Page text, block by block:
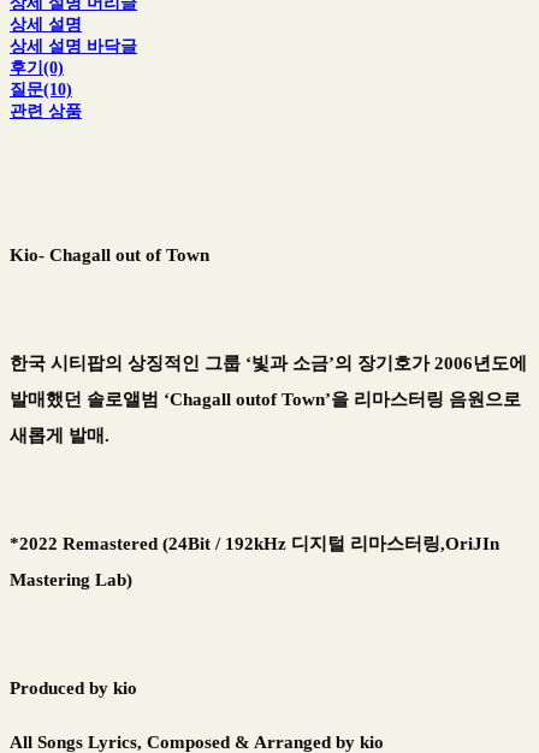
상세 설명
상세 설명 바닥글
후기(0)
질문(10)
관련 상품
Kio- Chagall out of Town
한국 시티팝의 상징적인 그룹 ‘빛과 소금’의 장기호가 2006년도에
발매했던 솔로앨범 ‘Chagall outof Town’을 리마스터링 음원으로
새롭게 발매.
*2022 Remastered (24Bit / 192kHz 디지털 리마스터링,OriJIn
Mastering Lab)
Produced by kio
All Songs Lyrics, Composed & Arranged by kio